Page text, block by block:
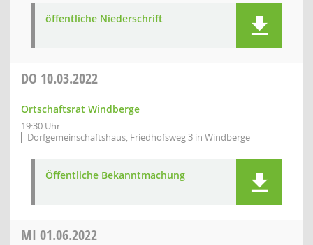
öffentliche Niederschrift
DO 10.03.2022
Ortschaftsrat Windberge
19:30 Uhr
Dorfgemeinschaftshaus, Friedhofsweg 3 in Windberge
Öffentliche Bekanntmachung
MI 01.06.2022